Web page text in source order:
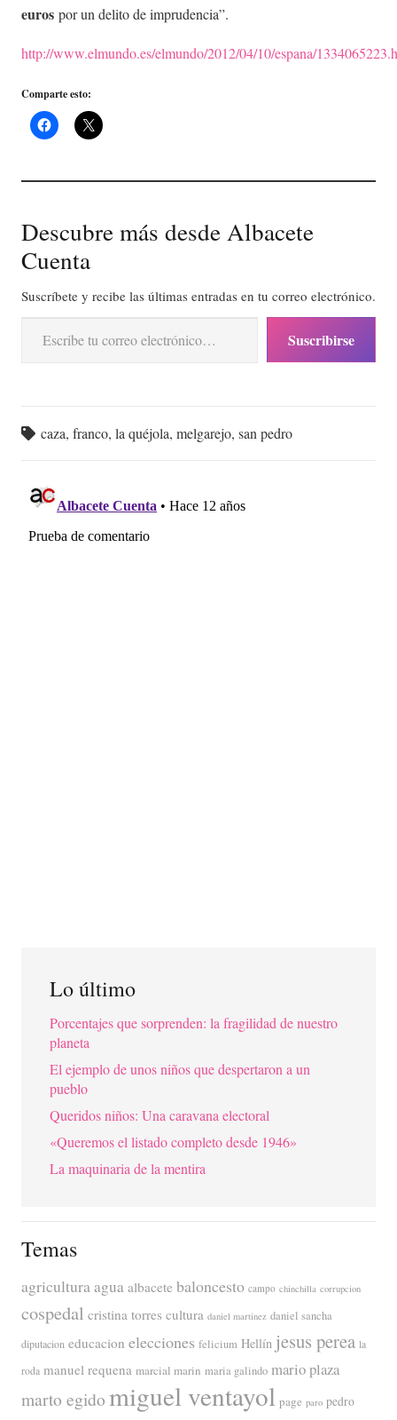
euros por un delito de imprudencia”.
http://www.elmundo.es/elmundo/2012/04/10/espana/
Comparte esto:
Descubre más desde Albacete
Cuenta
Suscríbete y recibe las últimas entradas en tu correo electrónico.
Escribe tu correo electrónico…
Suscribirse
caza,franco,la quéjola,melgarejo,san pedro
Lo último
Porcentajes que sorprenden: la fragilidad de nuestro
planeta
El ejemplo de unos niños que despertaron a un
pueblo
Queridos niños: Una caravana electoral
«Queremos el listado completo desde 1946»
La maquinaria de la mentira
Temas
agriculturaagua albacete baloncesto campo chinchilla corrupcion
cospedal cristina torres cultura daniel martinez daniel sancha
diputacion educacion elecciones felicium Hellín jesus perea la
roda manuel requena marcial marin maria galindo mario plaza
marto egidomiguel ventayol page paro pedro